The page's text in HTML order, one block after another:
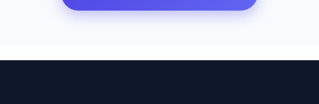
par nos serveurs — elles sont gérées directement et